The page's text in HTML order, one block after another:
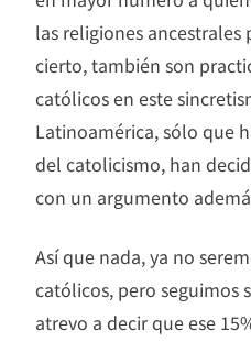
las religiones
cierto, también son
católicos en este
Latinoamérica, sólo que
del catolicismo, han
con un argumento
Así que nada, ya no
católicos, pero seguimos
atrevo a decir que ese